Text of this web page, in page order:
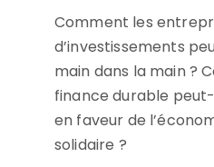
Comment les
d’investissements
main dans la main ?
finance durable
en faveur de
solidaire ?